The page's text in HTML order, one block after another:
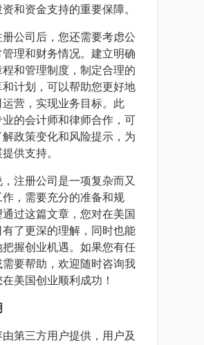
和资金支持的重要保障。
册公司后，您还需要考虑公
理和财务情况。建立明确
程和管理制度，制定合理的
和计划，可以帮助您更好地
营，实现业务目标。此
的会计师和律师合作，可
解政策变化和风险提示，为
供支持。
注册公司是一项复杂而又
，需要充分的准备和规
过这篇文章，您对在美国
了更深的理解，同时也能
握创业机遇。如果您有任
要帮助，欢迎随时咨询我
美国创业顺利成功！
第三方用户提供，用户及